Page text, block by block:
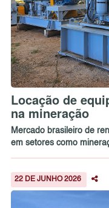
Locação de
na mineração
Mercado brasileiro de
em setores como
22 DE JUNHO 2026